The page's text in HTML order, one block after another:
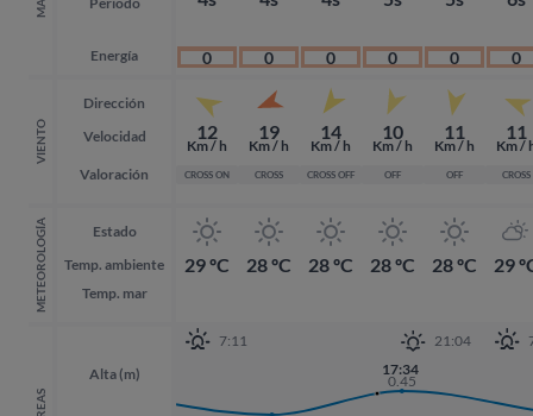
Energía
VIENTO
Dirección
Velocidad
Valoración
METEOROLOGÍA
Estado
Temp. ambiente
Temp. mar
Alta (m)
0
12
Km / h
CROSS ON
29 ºC
0
19
Km / h
CROSS
28 ºC
0
14
Km / h
CROSS OFF
28 ºC
0
10
Km / h
OFF
28 ºC
0
11
Km / h
OFF
28 ºC
7:11
21:04
16:51
0.43
17:34
0.45
0
11
Km /
CROSS
29
17:34
0.45